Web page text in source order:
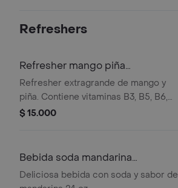
Refreshers
Refresher mango piña
extragrande
Refresher extragrande de mango y
piña. Contiene vitaminas B3, B5, B6,
B12 y té verde, con hielo y trozos de
$ 15.000
Bebida soda mandarina
extragrande
Deliciosa bebida con soda y sabor de